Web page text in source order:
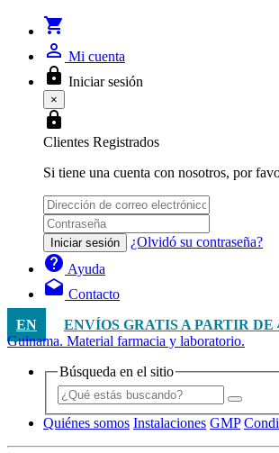
shopping_cart
person_outline Mi cuenta
lock Iniciar sesión
×
lock
Clientes Registrados
Si tiene una cuenta con nosotros, por
Iniciar sesión ¿Olvidó su contraseña?
help Ayuda
drafts Contacto
EN
ENVÍOS GRATIS A PARTIR DE
Guinama. Material farmacia y laboratorio.
Búsqueda en el sitio
Quiénes somos Instalaciones GMP